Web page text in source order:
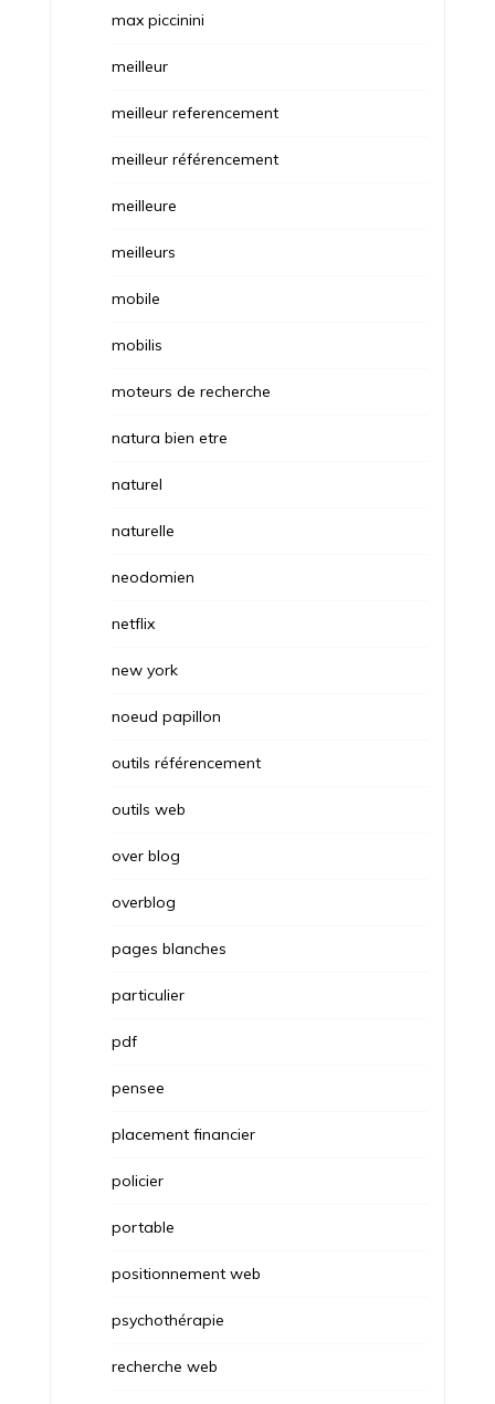
max piccinini
meilleur
meilleur referencement
meilleur référencement
meilleure
meilleurs
mobile
mobilis
moteurs de recherche
natura bien etre
naturel
naturelle
neodomien
netflix
new york
noeud papillon
outils référencement
outils web
over blog
overblog
pages blanches
particulier
pdf
pensee
placement financier
policier
portable
positionnement web
psychothérapie
recherche web